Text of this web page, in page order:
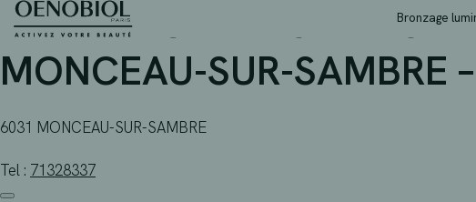
Skip
Bronzage
PHARMACIE BRISMEE
MONCEAU-SUR-SAMBRE
6031 MONCEAU-SUR-SAMBRE
Tel : 71328337